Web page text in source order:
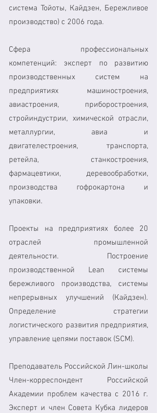
система Тойоты, Кайдзен, Бережливое
производство) с 2006 года.
Сфера профессиональных
компетенций: эксперт по развитию
производственных систем на
предприятиях машиностроения,
авиастроения, приборостроения,
стройиндустрии, химической отрасли,
металлургии, авиа и
двигателестроения, транспорта,
ретейла, станкостроения,
фармацевтики, деревообработки,
производства гофрокартона и
упаковки.
Проекты на предприятиях более 20
отраслей промышленной
деятельности. Построение
производственной Lean системы
бережливого производства, системы
непрерывных улучшений (Кайдзен).
Определение стратегии
логистического развития предприятия,
управление цепями поставок (SCM).
Преподаватель Российской Лин-школы
Член-корреспондент Российской
Академии проблем качества с 2016 г.
Эксперт и член Совета Кубка лидеров